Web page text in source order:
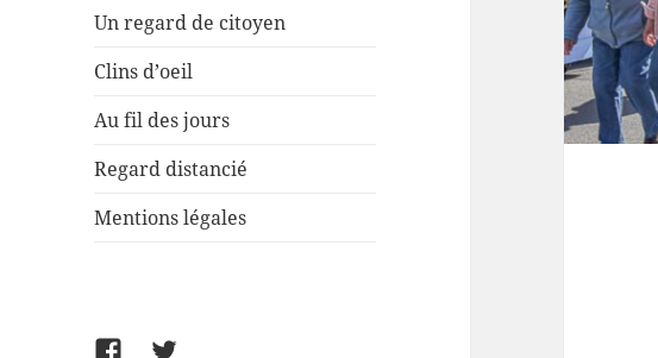
Un regard de citoyen
Clins d’oeil
Au fil des jours
Regard distancié
Mentions légales